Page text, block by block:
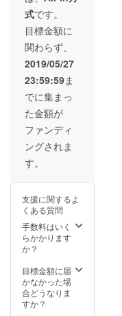
3ヶ月間
になり
ます。
開始時
期は相
談で大
丈夫で
す。 植
え付け
可能野
菜 ダイ
コン・
ニンジ
ン・赤
マツ
ナ・ホ
ウレン
ソウ・
チンゲ
ンサ
リ・エ
ダマ
メ・イ
や体験
もでき
ます。
この小
さな芽
が野菜
になる
のか！
と新し
い発見
がある
と思い
ます。
とれた
わけて
能。 6
月から
3ヶ月間
になり
ます。
期は相
談で大
丈夫で
す。 植
式です。
目標金額に
関わらず、
2019/05/27
23:59:59ま
でに集まっ
た金額が
ファンディ
ングされま
す。
支援に関するよ
くある質問
手数料はいく
らかかります
か？
目標金額に届
かなかった場
合どうなりま
すか？